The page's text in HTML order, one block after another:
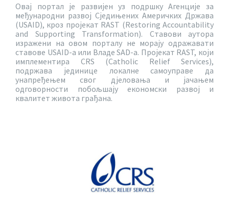
Овај портал је развијен уз подршку Агенције за
међународни развој Сједињених Америчких Држава
(USAID), кроз пројекат RAST (Restoring Accountability
and Supporting Transformation). Ставови аутора
изражени на овом порталу не морају одражавати
ставове USAID-a или Владе SAD-a. Пројекат RAST, који
имплементира CRS (Catholic Relief Services),
подржава јединице локалне самоуправе да
унапређењем свог дјеловања и јачањем
одговорности побољшају економски развој и
квалитет живота грађана.